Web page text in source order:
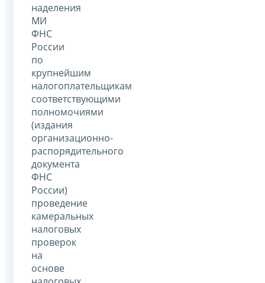
наделения
МИ
ФНС
России
по
крупнейшим
налогоплательщикам
соответствующими
полномочиями
(издания
организационно-
распорядительного
документа
ФНС
России)
проведение
камеральных
налоговых
проверок
на
основе